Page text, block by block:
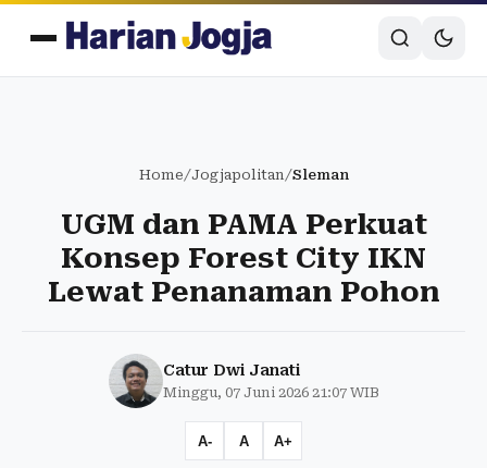
Home/Jogjapolitan/Sleman
UGM dan PAMA Perkuat
Konsep Forest City IKN
Lewat Penanaman Pohon
Catur Dwi Janati
Minggu, 07 Juni 2026 21:07 WIB
A- A A+